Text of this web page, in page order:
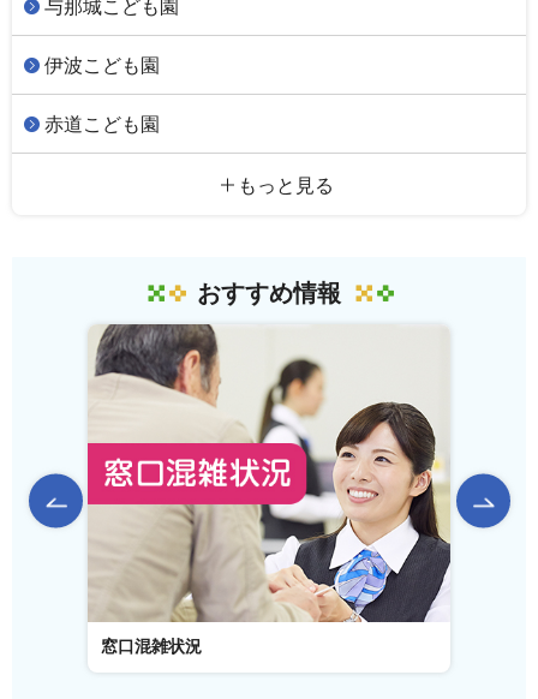
与那城こども園
伊波こども園
赤道こども園
もっと見る
おすすめ情報
前のスライドを表示
窓口混雑状況